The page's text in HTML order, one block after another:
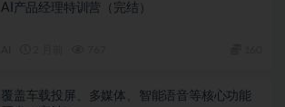
AI产品经理特训营（完结）
覆盖车载投屏、多媒体、智能语音等核心功能